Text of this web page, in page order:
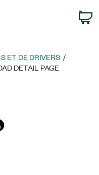
ET DE DRIVERS
DETAIL PAGE